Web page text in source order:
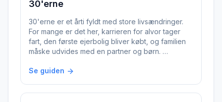
30'erne
30'erne er et årti fyldt med store livsændringer.
For mange er det her, karrieren for alvor tager
fart, den første ejerbolig bliver købt, og familien
måske udvides med en partner og børn. …
Se guiden